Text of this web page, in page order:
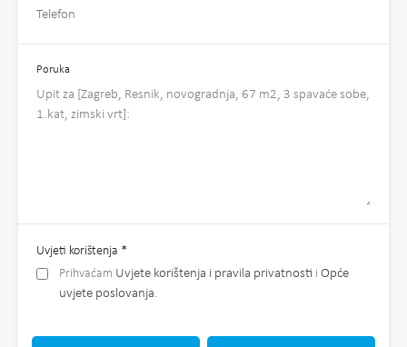
Poruka
Uvjeti korištenja *
Prihvaćam Uvjete korištenja i pravila privatnosti i Opće
uvjete poslovanja.